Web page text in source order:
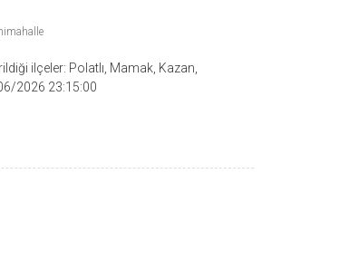
ilçeler: Polatlı, Mamak, Kazan,
2026 23:15:00